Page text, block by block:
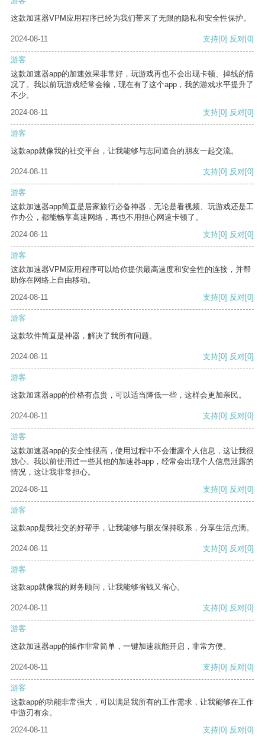
这款加速器VPM应用程序已经为我们带来了无限的隐私和安全性保护。
2024-08-11 支持[0] 反对[0]
游客
这款加速器app的加速效果非常好，玩游戏再也不会出现卡顿、掉线的情
况了。我以前玩游戏经常会输，现在有了这个app，我的游戏水平提升了
不少。
2024-08-11
支持[0] 反对[0]
游客
这款app就像我的社交平台，让我能够与志同道合的朋友一起交流。
2024-08-11 支持[0] 反对[0]
游客
这款加速器app简直是居家旅行必备神器，无论是看视频、玩游戏还是工
作办公，都能畅享高速网络，再也不用担心网速卡顿了。
2024-08-11
支持[0] 反对[0]
游客
这款加速器VPM应用程序可以给你提供最高速度和安全性的连接，并帮
助你在网络上自由移动。
2024-08-11
支持[0] 反对[0]
游客
这款软件简直是神器，解决了我所有问题。
2024-08-11 支持[0] 反对[0]
游客
这款加速器app的价格有点贵，可以适当降低一些，这样会更加亲民。
2024-08-11 支持[0] 反对[0]
游客
这款加速器app的安全性很高，使用过程中不会泄露个人信息，这让我很
放心。我以前使用过一些其他的加速器app，经常会出现个人信息泄露的
情况，这让我非常担心。
2024-08-11
支持[0] 反对[0]
游客
这款app是我社交的好帮手，让我能够与朋友保持联系，分享生活点滴。
2024-08-11 支持[0] 反对[0]
游客
这款app就像我的财务顾问，让我能够省钱又省心。
2024-08-11 支持[0] 反对[0]
游客
这款加速器app的操作非常简单，一键加速就能开启，非常方便。
2024-08-11 支持[0] 反对[0]
游客
这款app的功能非常强大，可以满足我所有的工作需求，让我能够在工作
中游刃有余。
2024-08-11
支持[0] 反对[0]